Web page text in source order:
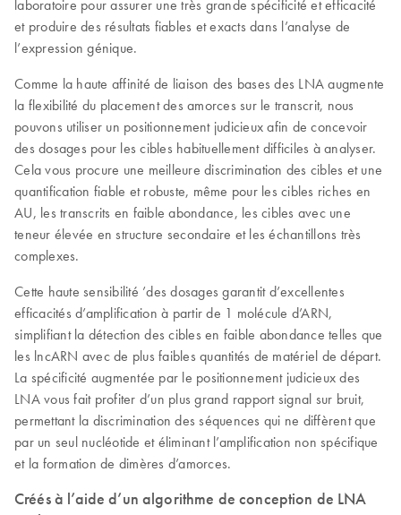
laboratoire pour assurer une très grande spécificité et efficacité
et produire des résultats fiables et exacts dans l’analyse de
l’expression génique.
Comme la haute affinité de liaison des bases des LNA augmente
la flexibilité du placement des amorces sur le transcrit, nous
pouvons utiliser un positionnement judicieux afin de concevoir
des dosages pour les cibles habituellement difficiles à analyser.
Cela vous procure une meilleure discrimination des cibles et une
quantification fiable et robuste, même pour les cibles riches en
AU, les transcrits en faible abondance, les cibles avec une
teneur élevée en structure secondaire et les échantillons très
complexes.
Cette haute sensibilité ’des dosages garantit d’excellentes
efficacités d’amplification à partir de 1 molécule d’ARN,
simplifiant la détection des cibles en faible abondance telles que
les lncARN avec de plus faibles quantités de matériel de départ.
La spécificité augmentée par le positionnement judicieux des
LNA vous fait profiter d’un plus grand rapport signal sur bruit,
permettant la discrimination des séquences qui ne diffèrent que
par un seul nucléotide et éliminant l’amplification non spécifique
et la formation de dimères d’amorces.
Créés à l’aide d’un algorithme de conception de LNA